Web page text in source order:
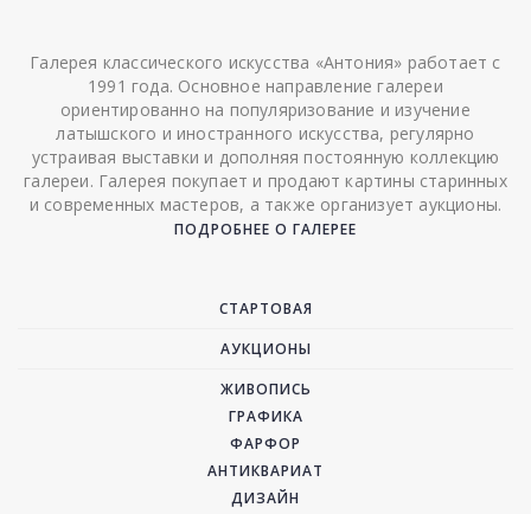
Галерея классического искусства «Антония» работает с
1991 года. Основное направление галереи
ориентированно на популяризование и изучение
латышского и иностранного искусства, регулярно
устраивая выставки и дополняя постоянную коллекцию
галереи. Галерея покупает и продают картины старинных
и современных мастеров, а также организует аукционы.
ПОДРОБНЕЕ О ГАЛЕРЕЕ
СТАРТОВАЯ
АУКЦИОНЫ
ЖИВОПИСЬ
ГРАФИКА
ФАРФОР
АНТИКВАРИАТ
ДИЗАЙН